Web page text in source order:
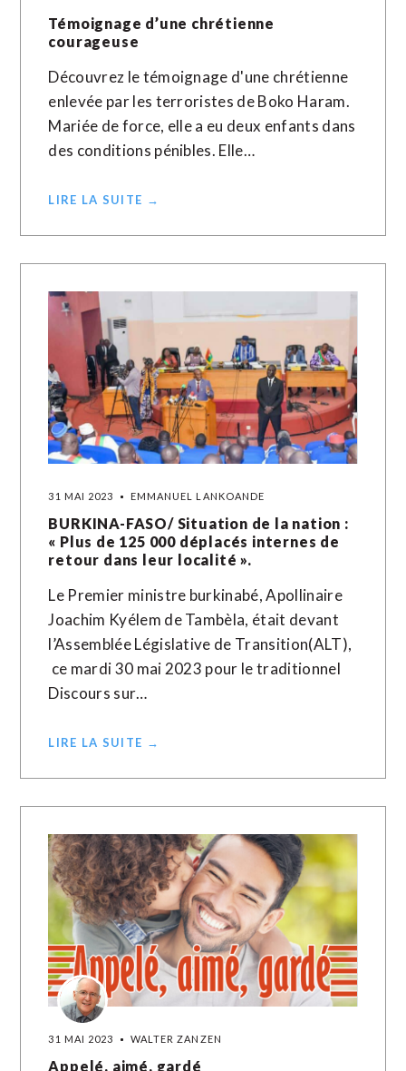
Témoignage d’une chrétienne
courageuse
Découvrez le témoignage d'une chrétienne
enlevée par les terroristes de Boko Haram.
Mariée de force, elle a eu deux enfants dans
des conditions pénibles. Elle…
LIRE LA SUITE →
31 MAI 2023 EMMANUEL LANKOANDE
BURKINA-FASO/ Situation de la nation :
« Plus de 125 000 déplacés internes de
retour dans leur localité ».
Le Premier ministre burkinabé, Apollinaire
Joachim Kyélem de Tambèla, était devant
l’Assemblée Législative de Transition(ALT),
ce mardi 30 mai 2023 pour le traditionnel
Discours sur…
LIRE LA SUITE →
31 MAI 2023 WALTER ZANZEN
Appelé, aimé, gardé